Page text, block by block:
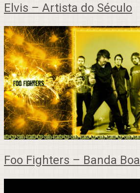
Elvis – Artista do Século
Foo Fighters – Banda Boa